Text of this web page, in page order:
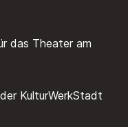
das Theater am
KulturWerkStadt